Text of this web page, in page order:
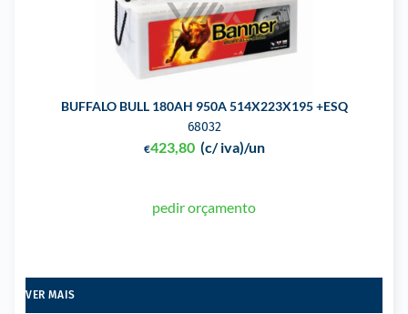
BUFFALO BULL 180AH 950A 514X223X195 +ESQ
68032
€423,80 (c/ iva)/un
pedir orçamento
VER MAIS